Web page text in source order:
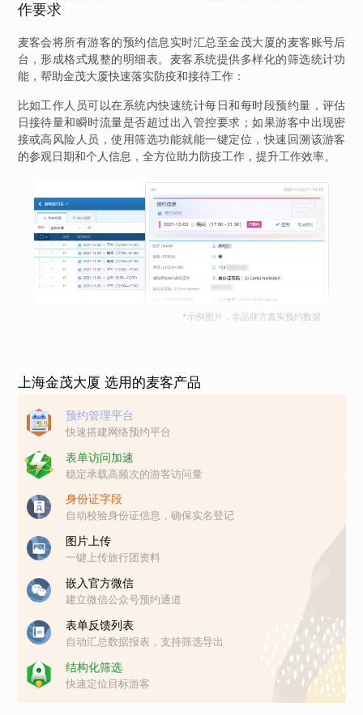
作要求
麦客会将所有游客的预约信息实时汇总至金茂大厦的麦客账号后
台，形成格式规整的明细表。麦客系统提供多样化的筛选统计功
能，帮助金茂大厦快速落实防疫和接待工作：
比如工作人员可以在系统内快速统计每日和每时段预约量，评估
日接待量和瞬时流量是否超过出入管控要求；如果游客中出现密
接或高风险人员，使用筛选功能就能一键定位，快速回溯该游客
的参观日期和个人信息，全方位助力防疫工作，提升工作效率。
*示例图片，非品牌方真实预约数据
上海金茂大厦 选用的麦客产品
预约管理平台
快速搭建网络预约平台
表单访问加速
稳定承载高频次的游客访问量
身份证字段
自动校验身份证信息，确保实名登记
图片上传
一键上传旅行团资料
嵌入官方微信
建立微信公众号预约通道
表单反馈列表
自动汇总数据报表，支持筛选导出
结构化筛选
快速定位目标游客